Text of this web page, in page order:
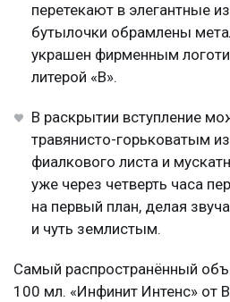
перетекают в элегантные
бутылочки обрамлены
украшен фирменным
литерой «B».
В раскрытии вступление
травянисто-горьковатым
фиалкового листа и
уже через четверть часа
на первый план, делая
и чуть землистым.
Самый распространённый
100 мл. «Инфинит Интенс» от